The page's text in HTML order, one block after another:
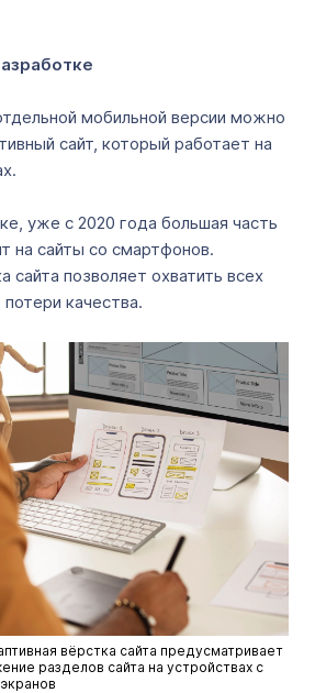
мобильной версии можно
сайт, который работает на
уже с 2020 года большая часть
на сайты со смартфонов.
сайта позволяет охватить всех
качества.
вёрстка сайта предусматривает
разделов сайта на устройствах с